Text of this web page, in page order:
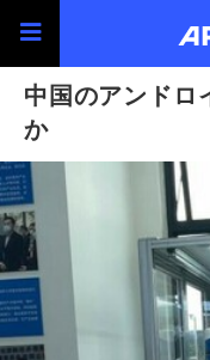
中国のアンドロ
か